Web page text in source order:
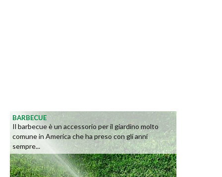
BARBECUE
Il barbecue è un accessorio per il giardino molto
comune in America che ha preso con gli anni
sempre...